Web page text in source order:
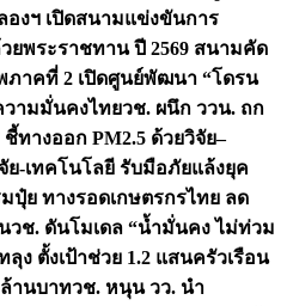
งฯ เปิดสนามแข่งขันการ
ยพระราชทาน ปี 2569 สนามคัด
ภาคที่ 2 เปิดศูนย์พัฒนา “โดรน
วามมั่นคงไทยวช. ผนึก ววน. ถก
ทางออก PM2.5 ด้วยวิจัย–
ย-เทคโนโลยี รับมือภัยแล้งยุค
ปุ๋ย ทางรอดเกษตรกรไทย ลด
วช. ดันโมเดล “น้ำมั่นคง ไม่ท่วม
ง ตั้งเป้าช่วย 1.2 แสนครัวเรือน
ล้านบาทวช. หนุน วว. นำ